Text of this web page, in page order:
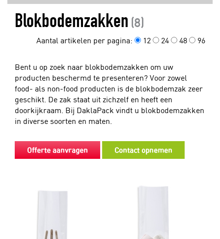
Blokbodemzakken (8)
Aantal artikelen per pagina: 12 24 48 96
Bent u op zoek naar blokbodemzakken om uw
producten beschermd te presenteren? Voor zowel
food- als non-food producten is de blokbodemzak zeer
geschikt. De zak staat uit zichzelf en heeft een
doorkijkraam. Bij DaklaPack vindt u blokbodemzakken
in diverse soorten en maten.
Offerte aanvragen Contact opnemen